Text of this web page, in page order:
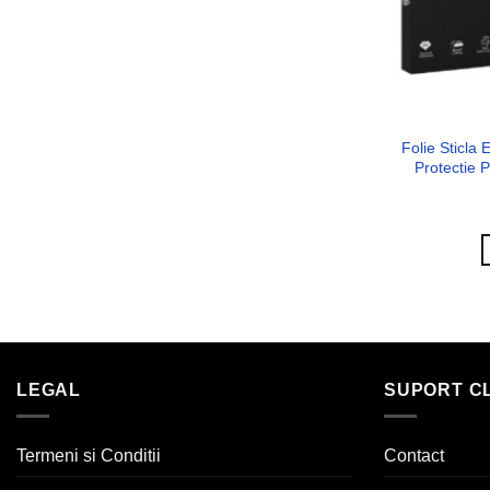
Folie Sticla
Protectie
LEGAL
Termeni si Conditii
SUPORT
Contact